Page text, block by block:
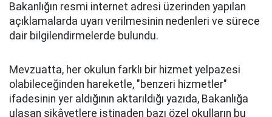
Bakanlığın resmi internet adresi üzerinden yapılan
açıklamalarda uyarı verilmesinin nedenleri ve sürece
dair bilgilendirmelerde bulundu.
Mevzuatta, her okulun farklı bir hizmet yelpazesi
olabileceğinden hareketle, "benzeri hizmetler"
ifadesinin yer aldığının aktarıldığı yazıda, Bakanlığa
ulaşan şikâyetlere istinaden bazı özel okulların bu